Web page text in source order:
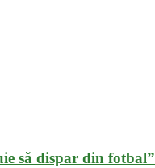
să dispar din fotbal”